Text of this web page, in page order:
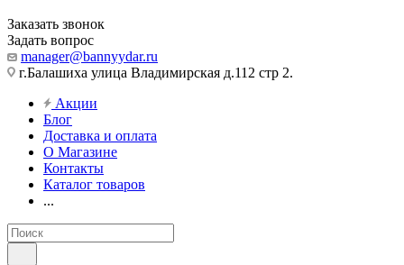
Заказать звонок
Задать вопрос
manager@bannyydar.ru
г.Балашиха улица Владимирская д.112 стр 2.
Акции
Блог
Доставка и оплата
О Магазине
Контакты
Каталог товаров
...